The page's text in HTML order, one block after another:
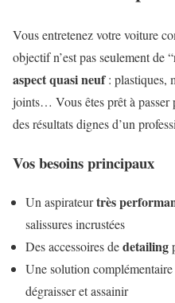
Vous entretenez votre voiture
objectif n’est pas seulement de
aspect quasi neuf: plastiques,
joints… Vous êtes prêt à passer
des résultats dignes d’un
Vos besoins principaux
Un aspirateurtrès
salissures incrustées
Des accessoires dedetailing
Une solution complémentaire
dégraisser et assainir